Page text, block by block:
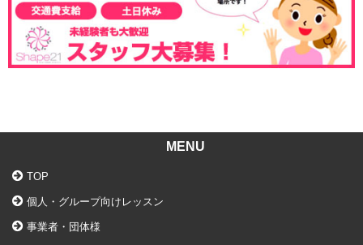
MENU
TOP
個人・グループ向けレッスン
事業者・団体様